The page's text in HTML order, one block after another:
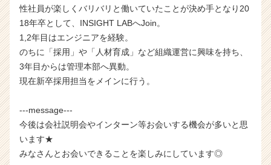
性社員が楽しくバリバリと働いていたことが決め手となり20
18年卒として、INSIGHT LABへJoin。
1,2年目はエンジニアを経験。
のちに「採用」や「人材育成」など組織運営に興味を持ち、
3年目からは管理本部へ異動。
現在新卒採用担当をメインに行う。
---message---
今後は会社説明会やインターン等お会いする機会が多いと思
います★
みなさんとお会いできることを楽しみにしています◎